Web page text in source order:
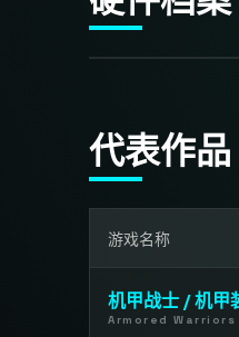
代表作品
游戏名称
机甲战士 / 机甲
Armored Warriors